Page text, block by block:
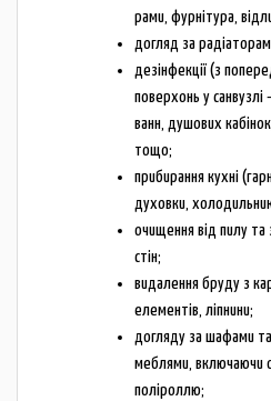
рами, фурнітура,
догляд за
дезінфекції (з
поверхонь у санвузлі
ванн, душових
тощо;
прибирання кухні
духовки,
очищення від пилу
стін;
видалення бруду з
елементів, ліпнини;
догляду за шафами
меблями, включаючи
поліроллю;